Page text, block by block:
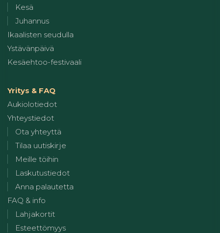
Kesä
Juhannus
Ikaalisten seudulla
Ystävänpäivä
Kesäehtoo-festivaali
Yritys & FAQ
Aukiolotiedot
Yhteystiedot
Ota yhteyttä
Tilaa uutiskirje
Meille töihin
Laskutustiedot
Anna palautetta
FAQ & info
Lahjakortit
Esteettömyys